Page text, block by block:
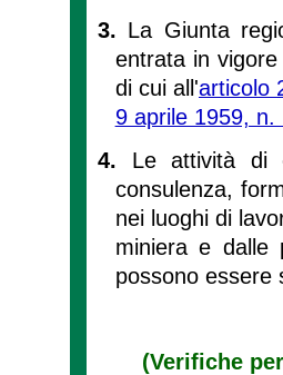
3. La Giunta
entrata in
di cui all'articolo
9 aprile 1959, n.
4. Le attività di
consulenza,
nei luoghi di
miniera e dalle
possono essere
(Verifiche